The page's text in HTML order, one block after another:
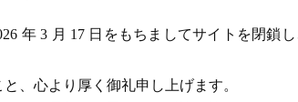
年 3 月 17 日をもちましてサイトを閉鎖し
、心より厚く御礼申し上げます。